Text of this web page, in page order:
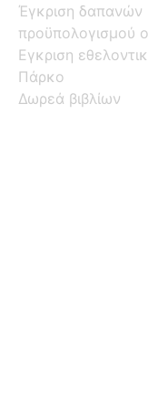
Έγκριση δαπανών
προϋπολογισμού
Εγκριση
Πάρκο
Δωρεά βιβλίων